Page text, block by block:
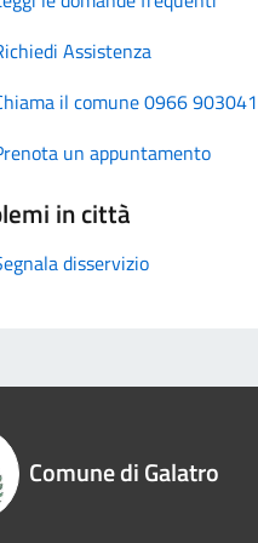
Assistenza
il comune 0966 903041
un appuntamento
in città
disservizio
Comune di Galatro